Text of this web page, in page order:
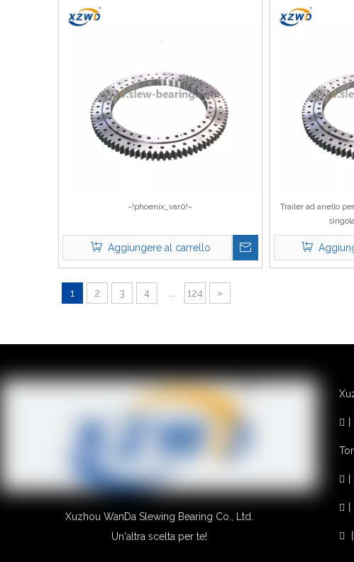
~!phoenix_var0!~
Aggiungere al carrello
Trailer ad anello
1 2 3 4 124 »
Xuzhou WanDa Slewing Bearing Co., Ltd.
Un'altra scelta per te!



